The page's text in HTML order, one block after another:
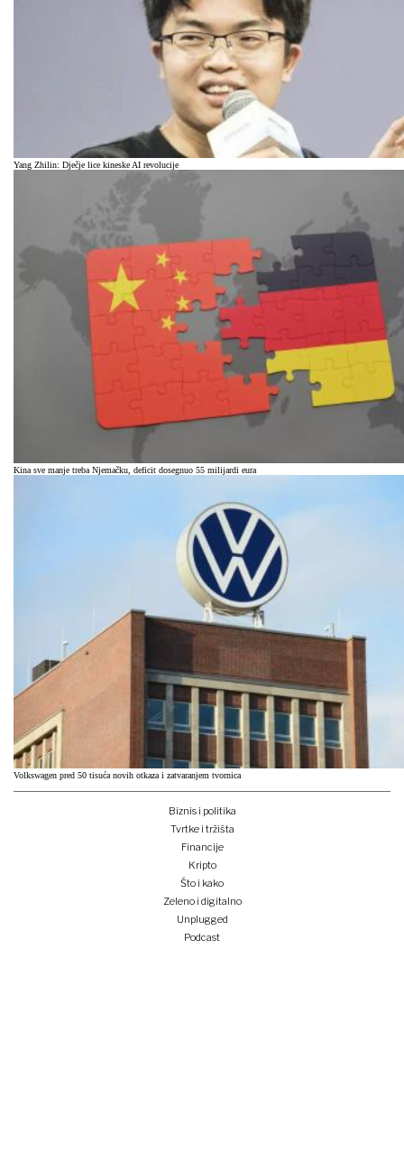
Yang Zhilin: Dječje lice kineske AI revolucije
Kina sve manje treba Njemačku, deficit dosegnuo 55 milijardi eura
Volkswagen pred 50 tisuća novih otkaza i zatvaranjem tvornica
Biznis i politika
Tvrtke i tržišta
Financije
Kripto
Što i kako
Zeleno i digitalno
Unplugged
Podcast